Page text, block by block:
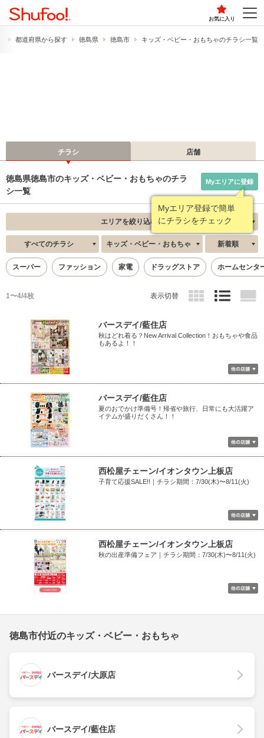
お気に入り
都道府県から探す 徳島県 徳島市 キッズ・ベビー・おもちゃのチラシ一覧
チラシ 店舗
徳島県徳島市のキッズ・ベビー・おもちゃのチラ
シ一覧
Myエリア登録で簡単
にチラシをチェック
Myエリアに登録
エリアを絞り込む
すべてのチラシ キッズ・ベビー・おもちゃ 新着順
スーパー ファッション 家電 ドラッグストア ホームセンタ
1〜4/4枚 表示切替
バースデイ/藍住店
秋はどれ着る？New Arrival Collection！おもちゃや食品
もあるよ！！
バースデイ/藍住店
夏のおでかけ準備号！帰省や旅行、日常にも大活躍ア
イテムが盛りだくさん！！
西松屋チェーン/イオンタウン上板店
子育て応援SALE!!｜チラシ期間：7/30(木)〜8/11(火)
西松屋チェーン/イオンタウン上板店
秋の出産準備フェア｜チラシ期間：7/30(木)〜8/11(火)
徳島市付近のキッズ・ベビー・おもちゃ
バースデイ/大原店
バースデイ/藍住店